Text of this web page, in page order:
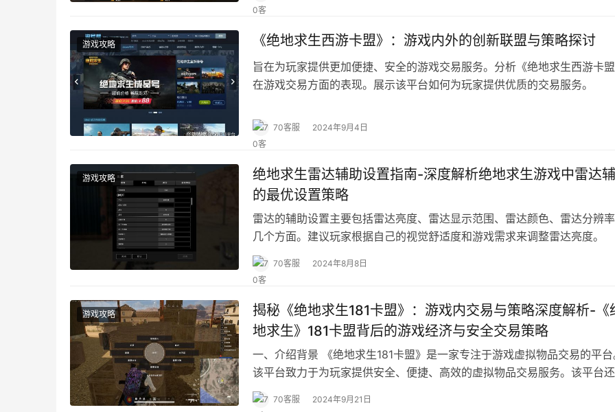
游戏攻略 《绝地求生西游卡盟》：游戏内外的创新联盟与策略探讨
旨在为玩家提供更加便捷、安全的游戏交易服务。分析《绝地求生西游卡
在游戏交易方面的表现。展示该平台如何为玩家提供优质的交易服务。
70客服 2024年9月4日
游戏攻略
绝地求生雷达辅助设置指南-深度解析绝地求生游戏中雷达
的最优设置策略
雷达的辅助设置主要包括雷达亮度、雷达显示范围、雷达颜色、雷达分辨
几个方面。建议玩家根据自己的视觉舒适度和游戏需求来调整雷达亮度。
70客服 2024年8月8日
游戏攻略
揭秘《绝地求生181卡盟》：游戏内交易与策略深度解析-《
地求生》181卡盟背后的游戏经济与安全交易策略
一、介绍背景 《绝地求生181卡盟》是一家专注于游戏虚拟物品交易的平
该平台致力于为玩家提供安全、便捷、高效的虚拟物品交易服务。该平台
供客服服务。
70客服 2024年9月21日